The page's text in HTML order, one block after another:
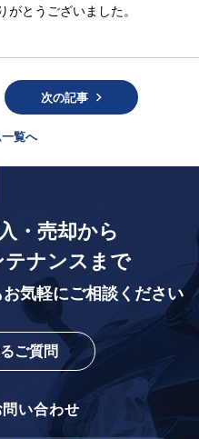
とうございました。
覧へ
次の記事
・売却から
ナンスまで
気軽にご相談ください
ご質問
い合わせ